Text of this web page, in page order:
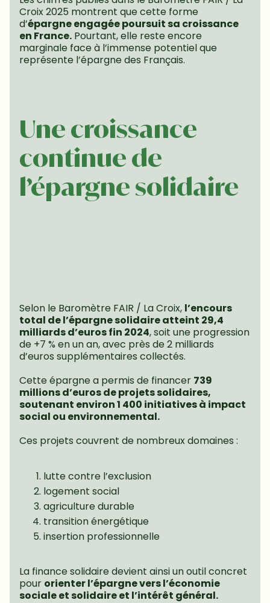
Croix 2025 montrent que cette forme
d’épargne engagée poursuit sa croissance
en France. Pourtant, elle reste encore
marginale face à l’immense potentiel que
représente l’épargne des Français.
Une croissance
continue de
l’épargne solidaire
Selon le Baromètre FAIR / La Croix, l’encours
total de l’épargne solidaire atteint 29,4
milliards d’euros fin 2024, soit une progression
de +7 % en un an, avec près de 2 milliards
d’euros supplémentaires collectés.
Cette épargne a permis de financer 739
millions d’euros de projets solidaires,
soutenant environ 1 400 initiatives à impact
social ou environnemental.
Ces projets couvrent de nombreux domaines :
lutte contre l’exclusion
logement social
agriculture durable
transition énergétique
insertion professionnelle
La finance solidaire devient ainsi un outil concret
pour orienter l’épargne vers l’économie
sociale et solidaire et l’intérêt général.